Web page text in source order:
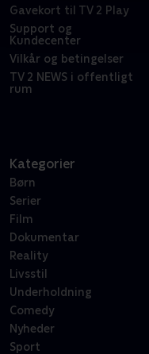
Gavekort til TV 2 Play
Support og
Kundecenter
Vilkår og betingelser
TV 2 NEWS i offentligt
rum
Kategorier
Børn
Serier
Film
Dokumentar
Reality
Livsstil
Underholdning
Comedy
Nyheder
Sport